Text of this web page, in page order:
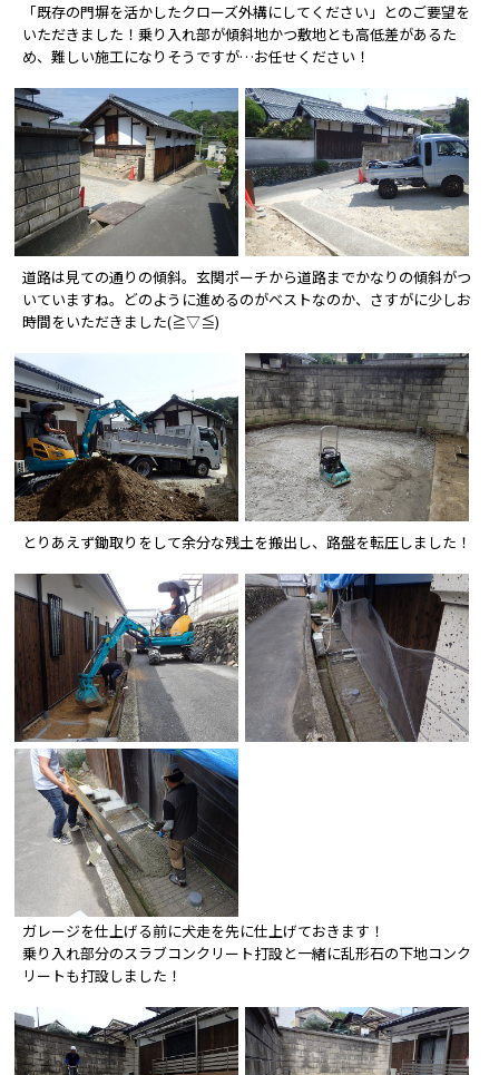
「既存の門塀を活かしたクローズ外構にしてください」とのご要望を
いただきました！乗り入れ部が傾斜地かつ敷地とも高低差があるた
め、難しい施工になりそうですが…お任せください！
道路は見ての通りの傾斜。玄関ポーチから道路までかなりの傾斜がつ
いていますね。どのように進めるのがベストなのか、さすがに少しお
時間をいただきました(≧▽≦)
とりあえず鋤取りをして余分な残土を搬出し、路盤を転圧しました！
ガレージを仕上げる前に犬走を先に仕上げておきます！
乗り入れ部分のスラブコンクリート打設と一緒に乱形石の下地コンク
リートも打設しました！